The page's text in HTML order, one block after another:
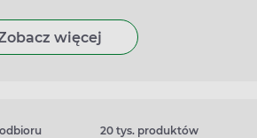
więcej
20 tys. produktów